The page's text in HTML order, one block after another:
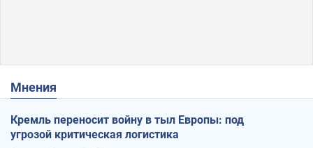
Мнения
Кремль переносит войну в тыл Европы: под
угрозой критическая логистика